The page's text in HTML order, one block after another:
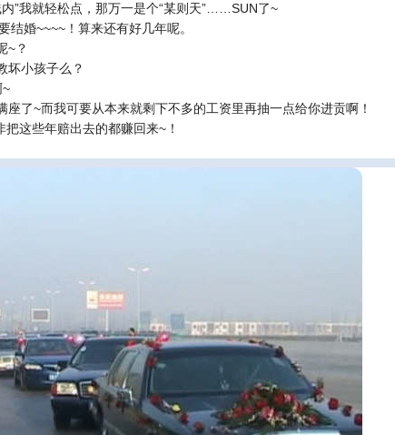
”我就轻松点，那万一是个“某则天”……SUN了~
结婚~~~~！算来还有好几年呢。
~？
坏小孩子么？
~
了~而我可要从本来就剩下不多的工资里再抽一点给你进贡啊！
这些年赔出去的都赚回来~！